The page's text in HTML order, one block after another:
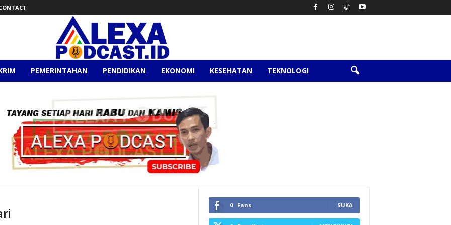
PEMERINTAHAN PENDIDIKAN EKONOMI KESEHATAN TEKNOLOGI
0 Fans SUKA